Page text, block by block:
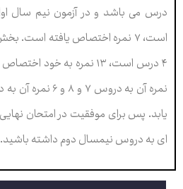
درس می باشد و در آزمون نیم سال اول
است، ۷ نمره اختصاص یافته
یابد. پس برای موفقیت در امتحان
ای به دروس نیمسال دوم داشته باشید.